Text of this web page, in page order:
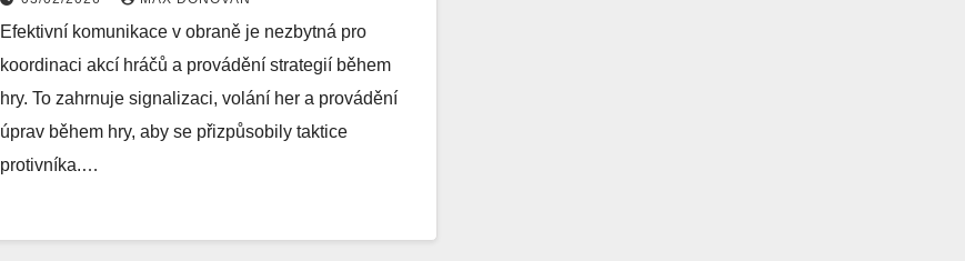
Efektivní komunikace v obraně je nezbytná pro
koordinaci akcí hráčů a provádění strategií během
hry. To zahrnuje signalizaci, volání her a provádění
úprav během hry, aby se přizpůsobily taktice
protivníka.…